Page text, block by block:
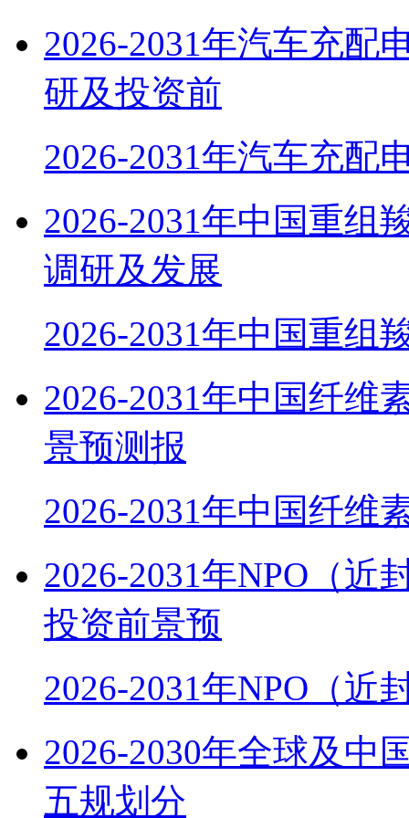
2026-2031年汽车充配
研及投资前
2026-2031年汽车充配
2026-2031年中国重组
调研及发展
2026-2031年中国重组
2026-2031年中国纤维
景预测报
2026-2031年中国纤维
2026-2031年NPO（近
投资前景预
2026-2031年NPO（近
2026-2030年全球及中
五规划分